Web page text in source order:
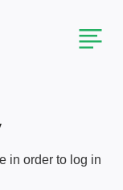
in order to log in